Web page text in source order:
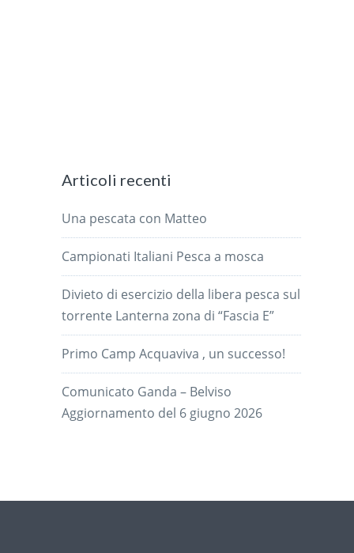
Articoli recenti
Una pescata con Matteo
Campionati Italiani Pesca a mosca
Divieto di esercizio della libera pesca sul
torrente Lanterna zona di “Fascia E”
Primo Camp Acquaviva , un successo!
Comunicato Ganda – Belviso
Aggiornamento del 6 giugno 2026